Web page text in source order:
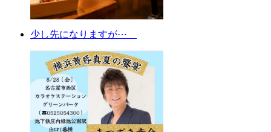
少し先になりますが⋯